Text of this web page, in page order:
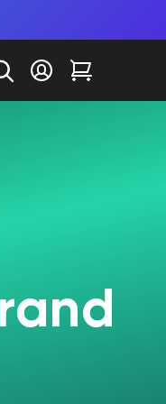
caméra de fenêtre.
- Langue
Se connecter
Chariot